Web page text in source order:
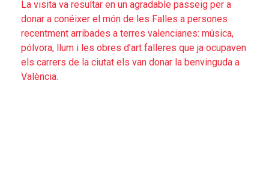
La visita va resultar en un agradable passeig per a
donar a conéixer el món de les Falles a persones
recentment arribades a terres valencianes: música,
pólvora, llum i les obres d’art falleres que ja ocupaven
els carrers de la ciutat els van donar la benvinguda a
València.